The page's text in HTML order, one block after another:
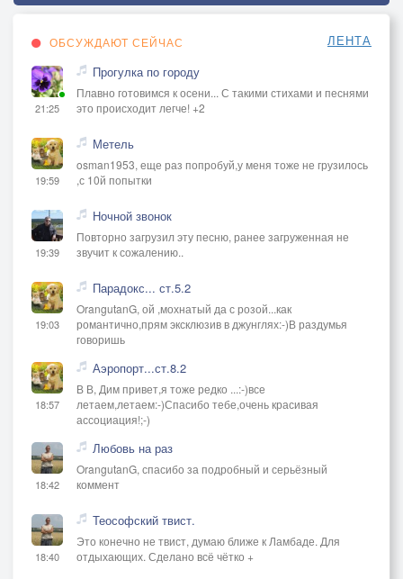
ОБСУЖДАЮТ СЕЙЧАС ЛЕНТА
21:25
Прогулка по городу
Плавно готовимся к осени... С такими стихами и песнями
это происходит легче! +2
19:59
Метель
osman1953, еще раз попробуй,у меня тоже не грузилось
,с 10й попытки
19:39
Ночной звонок
Повторно загрузил эту песню, ранее загруженная не
звучит к сожалению..
19:03
Парадокс... ст.5.2
OrangutanG, ой ,мохнатый да с розой...как
романтично,прям эксклюзив в джунглях:-)В раздумья
говоришь
18:57
Аэропорт...ст.8.2
В В, Дим привет,я тоже редко ...:-)все
летаем,летаем:-)Спасибо тебе,очень красивая
ассоциация!;-)
18:42
Любовь на раз
OrangutanG, спасибо за подробный и серьёзный
коммент
18:40
Теософский твист.
Это конечно не твист, думаю ближе к Ламбаде. Для
отдыхающих. Сделано всё чётко +